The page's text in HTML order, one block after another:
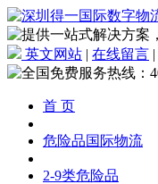
英文网站 | 在线留言 |
首 页
危险品国际物流
2-9类危险品